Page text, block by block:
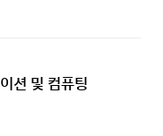
션 및 컴퓨팅